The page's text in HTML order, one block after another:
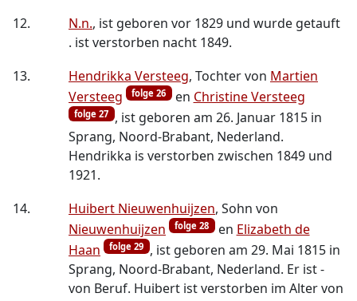
12.
N.n., ist geboren vor 1829 und wurde getauft
. ist verstorben nacht 1849.
13.
Hendrikka Versteeg, Tochter von Martien
Versteeg
folge 26 en Christine Versteeg
folge 27 , ist geboren am 26. Januar 1815 in
Sprang, Noord-Brabant, Nederland.
Hendrikka is verstorben zwischen 1849 und
1921.
14.
Huibert Nieuwenhuijzen, Sohn von
Nieuwenhuijzen
folge 28 en Elizabeth de
Haan
folge 29 , ist geboren am 29. Mai 1815 in
Sprang, Noord-Brabant, Nederland. Er ist -
von Beruf. Huibert ist verstorben im Alter von